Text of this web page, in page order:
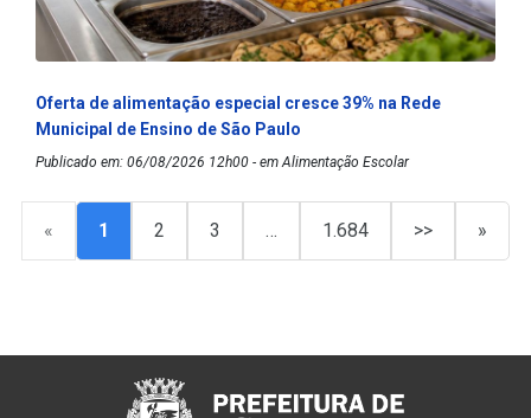
Oferta de alimentação especial cresce 39% na Rede
Municipal de Ensino de São Paulo
Publicado em: 06/08/2026 12h00 - em Alimentação Escolar
« 1 2 3 … 1.684 >> »